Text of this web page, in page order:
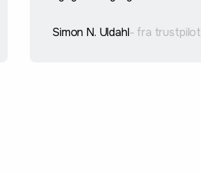
Simon N. Uldahl- fra trustpilot